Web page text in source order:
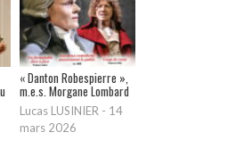
« Danton Robespierre »,
m.e.s. Morgane Lombard
Lucas LUSINIER - 14
mars 2026